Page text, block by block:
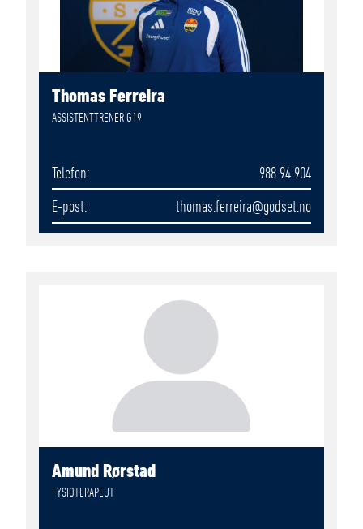
Thomas Ferreira
ASSISTENTTRENER G19
Telefon
988 94 904
E-post
thomas.ferreira@godset.no
Amund Rørstad
FYSIOTERAPEUT